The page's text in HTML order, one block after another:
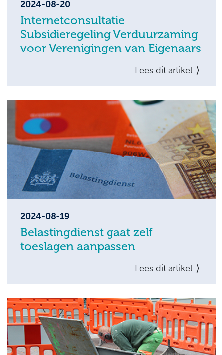
2024-08-20
Internetconsultatie
Subsidieregeling Verduurzaming
voor Verenigingen van Eigenaars
De bestaande Subsidieregeling
Belangstellenden kunnen op de
voorgenomen wijzigingen reageren via een
internetconsultatie. Dit kan tot 10 september
2024.
Lees dit artikel
2024-08-19
Belastingdienst gaat zelf
toeslagen aanpassen
Eenieder die recht heeft op een toeslag,
op de hoogte van de toeslag. Omdat dit
onvoldoende gebeurt, start de Dienst
Toeslagen van de Belastingdienst een proef
waarbij toeslagen automatisch worden
Lees dit artikel